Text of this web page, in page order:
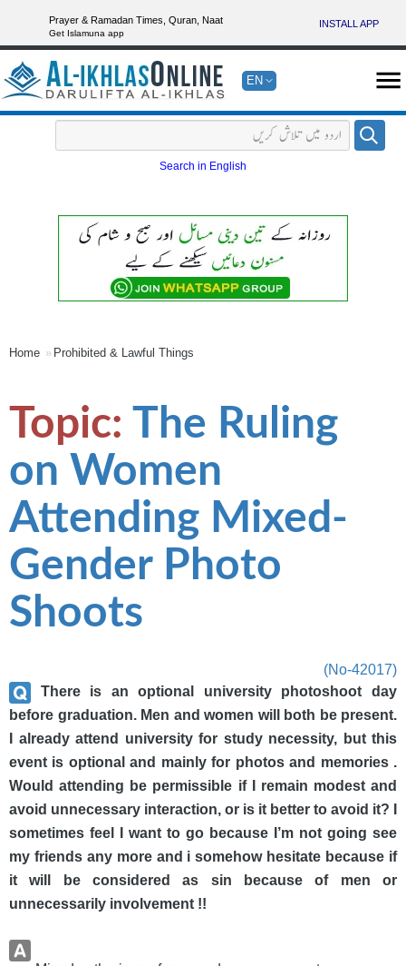
Prayer & Ramadan Times, Quran, Naat
Get Islamuna app
INSTALL APP
EN
Search in English
Home Prohibited & Lawful Things
Topic: The Ruling
on Women
Attending Mixed-
Gender Photo
Shoots
(No-42017)
There is an optional university photoshoot day
before graduation. Men and women will both be present.
I already attend university for study necessity, but this
event is optional and mainly for photos and memories .
Would attending be permissible if I remain modest and
avoid unnecessary interaction, or is it better to avoid it? I
sometimes feel I want to go because I’m not going see
my friends any more and i somehow hesitate because if
it will be considered as sin because of men or
unnecessarily involvement !!